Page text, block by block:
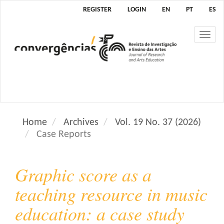
N
g
M
i
C
REGISTER LOGIN EN PT ES
Home Archives
Vol. 19 No. 37 (2026)
Case Reports
Graphic score as a
teaching resource in music
education: a case study